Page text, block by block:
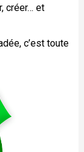
créer… et
c’est toute